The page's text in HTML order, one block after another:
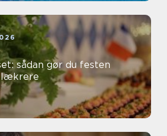
sådan gør du festen
lækrere